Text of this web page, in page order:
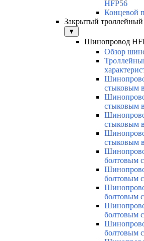
HFP56
Концевой
Закрытый
▼
Шинопровод
Обзор
стыковым
стыковым
стыковым
стыковым
болтовым
болтовым
болтовым
болтовым
болтовым